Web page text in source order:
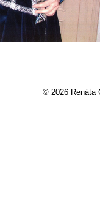
© 2026 Renáta